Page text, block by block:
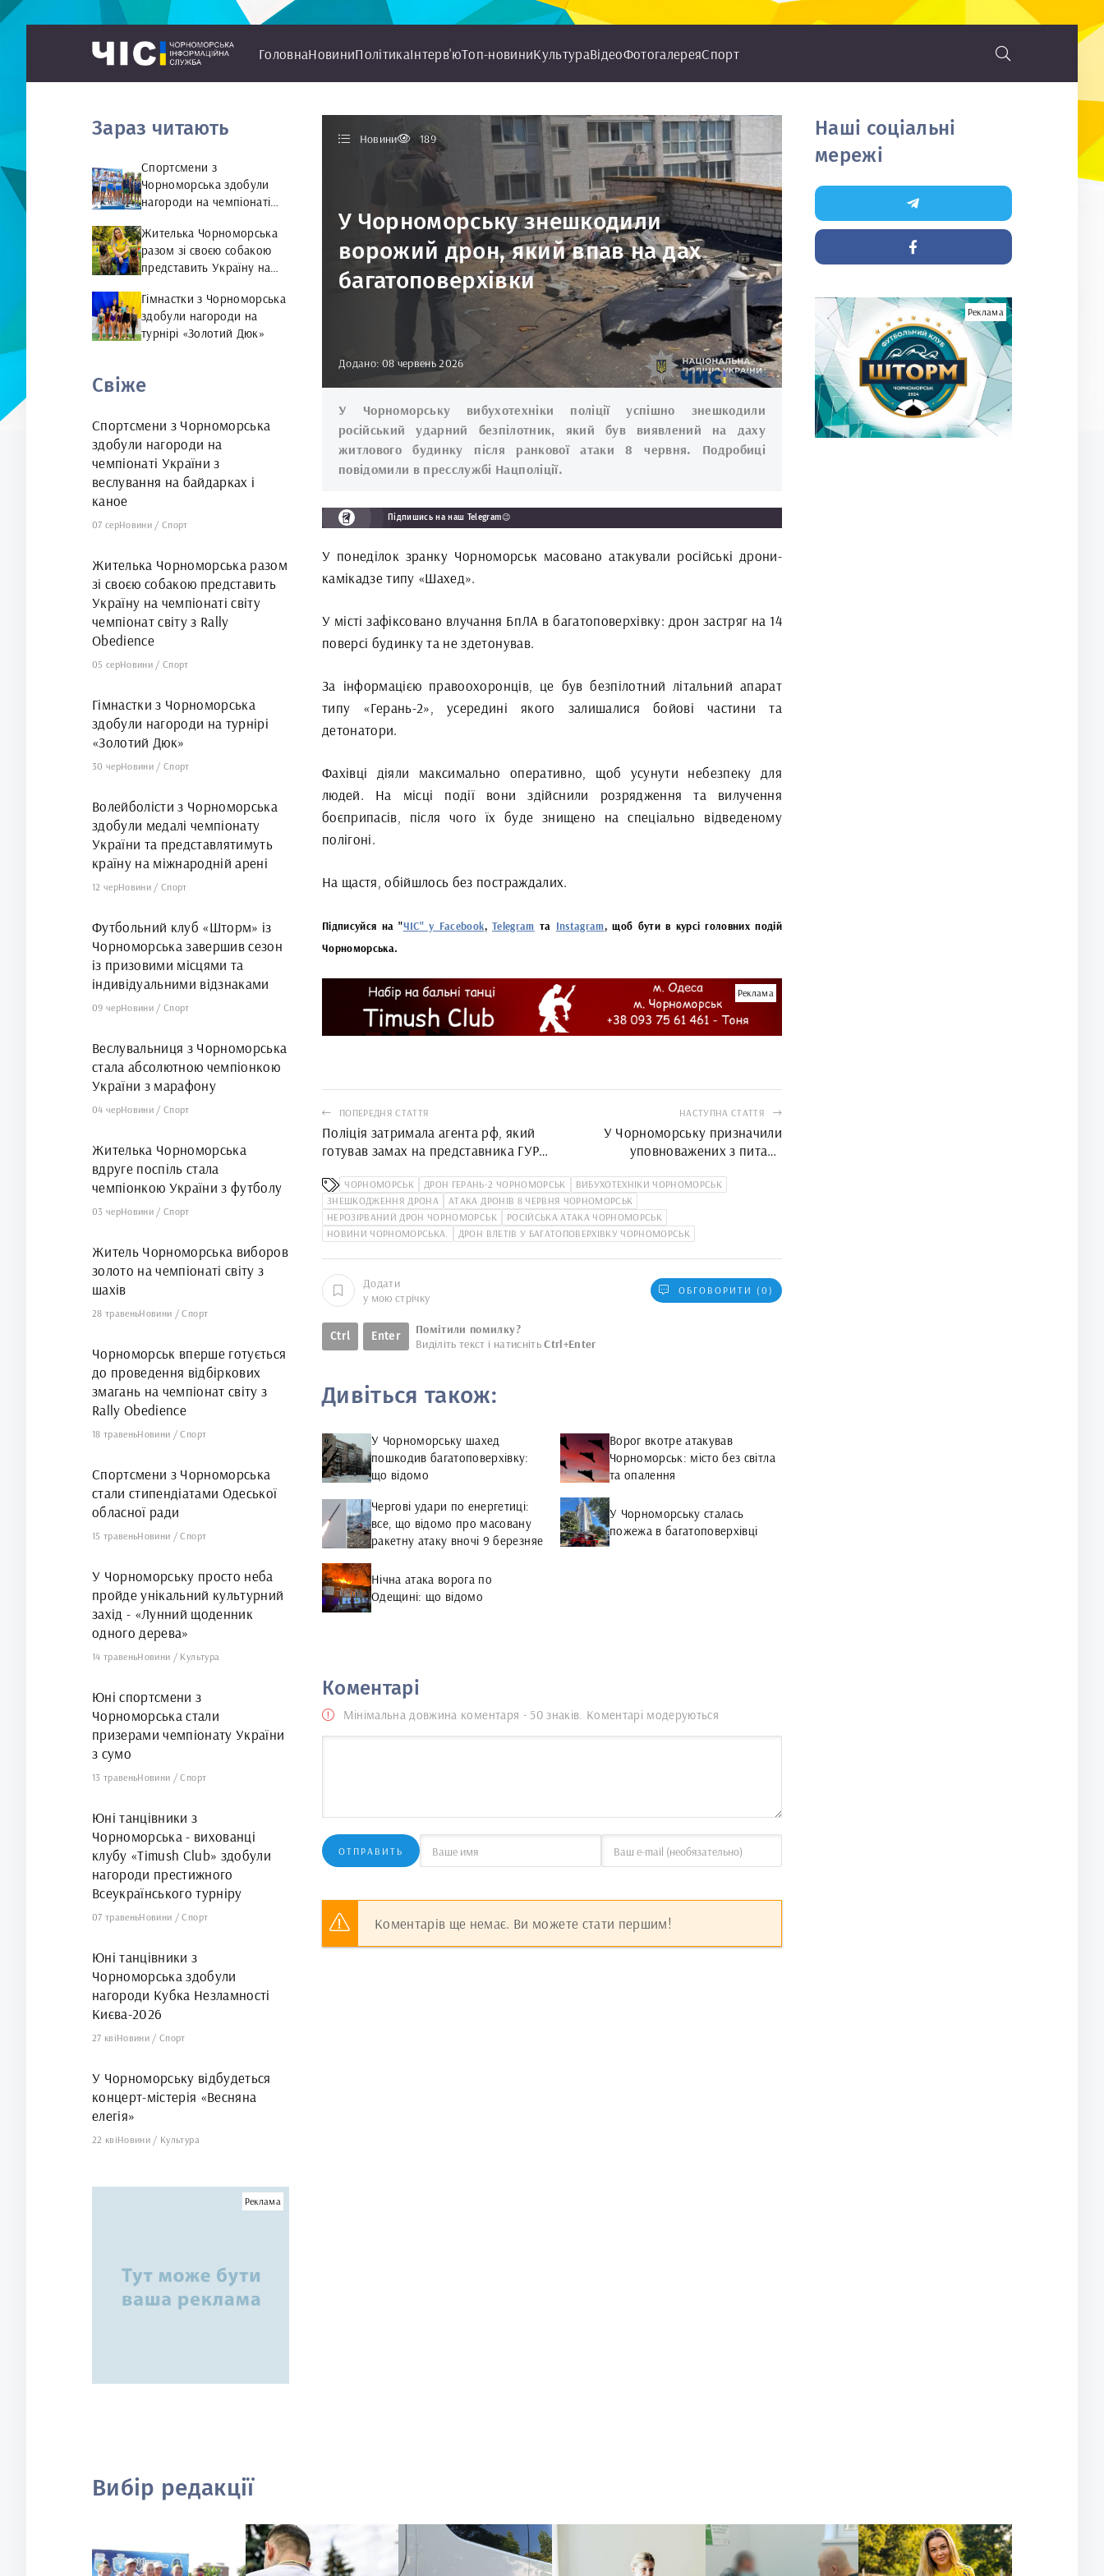
ГоловнаНовиниПолітикаІнтерв'юТоп-новиниКультураВідеоФотогалереяСпорт
Новини 189
У Чорноморську знешкодили
ворожий дрон, який впав на дах
багатоповерхівки
Додано: 08 червень 2026
У Чорноморську вибухотехніки поліції успішно знешкодили
російський ударний безпілотник, який був виявлений на даху
житлового будинку після ранкової атаки 8 червня. Подробиці
повідомили в пресслужбі Нацполіції.
Підпишись на наш Telegram😉
У понеділок зранку Чорноморськ масовано атакували російські дрони-
камікадзе типу «Шахед».
У місті зафіксовано влучання БпЛА в багатоповерхівку: дрон застряг на 14
поверсі будинку та не здетонував.
За інформацією правоохоронців, це був безпілотний літальний апарат
типу «Герань-2», усередині якого залишалися бойові частини та
детонатори.
Фахівці діяли максимально оперативно, щоб усунути небезпеку для
людей. На місці події вони здійснили розрядження та вилучення
боєприпасів, після чого їх буде знищено на спеціально відведеному
полігоні.
На щастя, обійшлось без постраждалих.
Підписуйся на "ЧІС" у Facebook,Telegram та Instagram, щоб бути в курсі головних подій
Чорноморська.
Реклама
ПОПЕРЕДНЯ СТАТТЯ
Поліція затримала агента рф, який
готував замах на представника ГУР
НАСТУПНА СТАТТЯ
У Чорноморську призначили
уповноважених з питань
ЧОРНОМОРСЬК ДРОН ГЕРАНЬ-2 ЧОРНОМОРСЬК
ВИБУХОТЕХНІКИ ЧОРНОМОРСЬК
ЗНЕШКОДЖЕННЯ ДРОНА
АТАКА ДРОНІВ 8 ЧЕРВНЯ ЧОРНОМОРСЬК
НЕРОЗІРВАНИЙ ДРОН ЧОРНОМОРСЬК
РОСІЙСЬКА АТАКА ЧОРНОМОРСЬК
НОВИНИ ЧОРНОМОРСЬКА.
ДРОН ВЛЕТІВ У БАГАТОПОВЕРХІВКУ ЧОРНОМОРСЬК
Додати
у мою стрічку
ОБГОВОРИТИ (0)
Ctrl Enter
Помітили помилку?
Виділіть текст і натиснітьCtrl+Enter
Дивіться також:
У Чорноморську шахед
пошкодив багатоповерхівку:
що відомо
Ворог вкотре атакував
Чорноморськ: місто без світла
та опалення
Чергові удари по енергетиці:
все, що відомо про масовану
ракетну атаку вночі 9 березняе
У Чорноморську сталась
пожежа в багатоповерхівці
Нічна атака ворога по
Одещині: що відомо
Коментарі
Мінімальна довжина коментаря - 50 знаків. Коментарі модеруються
ОТПРАВИТЬ
Коментарів ще немає. Ви можете стати першим!
Зараз читають
Спортсмени з
Чорноморська здобули
нагороди на чемпіонаті
байдарках і каное
Жителька Чорноморська
разом зі своєю собакою
представить Україну на
світу з Rally Obedience
Гімнастки з Чорноморська
здобули нагороди на
турнірі «Золотий Дюк»
Свіже
Спортсмени з Чорноморська
здобули нагороди на
чемпіонаті України з
веслування на байдарках і
каное
07 серНовини /Спорт
Жителька Чорноморська разом
зі своєю собакою представить
Україну на чемпіонаті світу
чемпіонат світу з Rally
Obedience
05 серНовини /Спорт
Гімнастки з Чорноморська
здобули нагороди на турнірі
«Золотий Дюк»
30 черНовини /Спорт
Волейболісти з Чорноморська
здобули медалі чемпіонату
України та представлятимуть
країну на міжнародній арені
12 черНовини /Спорт
Футбольний клуб «Шторм» із
Чорноморська завершив сезон
із призовими місцями та
індивідуальними відзнаками
09 черНовини /Спорт
Веслувальниця з Чорноморська
стала абсолютною чемпіонкою
України з марафону
04 черНовини /Спорт
Жителька Чорноморська
вдруге поспіль стала
чемпіонкою України з футболу
03 черНовини /Спорт
Житель Чорноморська виборов
золото на чемпіонаті світу з
шахів
28 травеньНовини /Спорт
Чорноморськ вперше готується
до проведення відбіркових
змагань на чемпіонат світу з
Rally Obedience
18 травеньНовини /Спорт
Спортсмени з Чорноморська
стали стипендіатами Одеської
обласної ради
15 травеньНовини /Спорт
У Чорноморську просто неба
пройде унікальний культурний
захід - «Лунний щоденник
одного дерева»
14 травеньНовини / Культура
Юні спортсмени з
Чорноморська стали
призерами чемпіонату України
з сумо
13 травеньНовини /Спорт
Юні танцівники з
Чорноморська - вихованці
клубу «Timush Club» здобули
нагороди престижного
Всеукраїнського турніру
07 травеньНовини /Спорт
Юні танцівники з
Чорноморська здобули
нагороди Кубка Незламності
Києва-2026
27 квіНовини /Спорт
У Чорноморську відбудеться
концерт-містерія «Весняна
елегія»
22 квіНовини / Культура
Реклама
Наші соціальні
мережі
Реклама
Вибір редакції